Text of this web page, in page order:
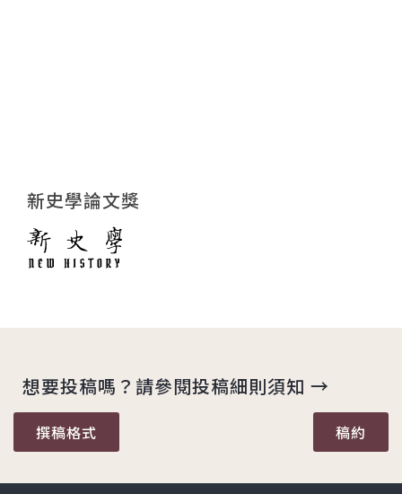
新史學論文獎
想要投稿嗎？請參閱投稿細則須知 →
撰稿格式 稿約